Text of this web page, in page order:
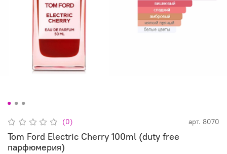
(0) арт. 8070
Tom Ford Electric Cherry 100ml (duty free
парфюмерия)